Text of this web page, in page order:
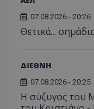
07.08.2026 - 20:26
Θετικά...
ΔΙΕΘΝΗ
07.08.2026 - 20:25
Η σύζυγος του